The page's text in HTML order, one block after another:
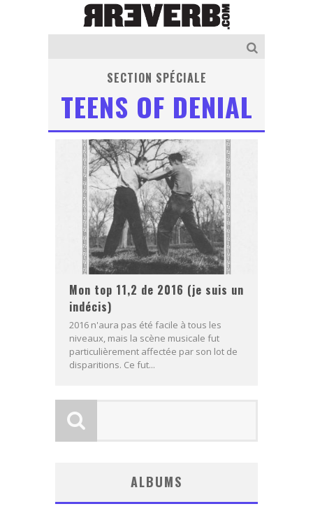
SECTION SPÉCIALE
TEENS OF DENIAL
Mon top 11,2 de 2016 (je suis un
indécis)
2016 n'aura pas été facile à tous les
niveaux, mais la scène musicale fut
particulièrement affectée par son lot de
disparitions. Ce fut...
ALBUMS